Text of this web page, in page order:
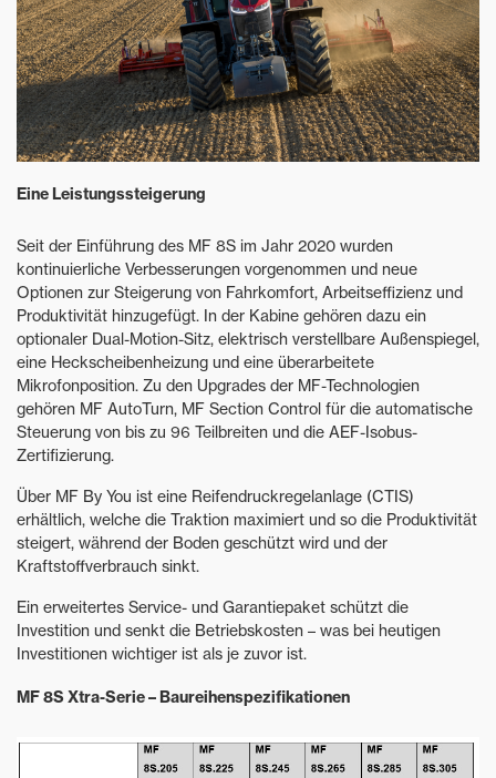
Eine Leistungssteigerung
Seit der Einführung des MF 8S im Jahr 2020 wurden
kontinuierliche Verbesserungen vorgenommen und neue
Optionen zur Steigerung von Fahrkomfort, Arbeitseffizienz und
Produktivität hinzugefügt. In der Kabine gehören dazu ein
optionaler Dual-Motion-Sitz, elektrisch verstellbare Außenspiegel,
eine Heckscheibenheizung und eine überarbeitete
Mikrofonposition. Zu den Upgrades der MF-Technologien
gehören MF AutoTurn, MF Section Control für die automatische
Steuerung von bis zu 96 Teilbreiten und die AEF-Isobus-
Zertifizierung.
Über MF By You ist eine Reifendruckregelanlage (CTIS)
erhältlich, welche die Traktion maximiert und so die Produktivität
steigert, während der Boden geschützt wird und der
Kraftstoffverbrauch sinkt.
Ein erweitertes Service- und Garantiepaket schützt die
Investition und senkt die Betriebskosten – was bei heutigen
Investitionen wichtiger ist als je zuvor ist.
MF 8S Xtra-Serie – Baureihenspezifikationen